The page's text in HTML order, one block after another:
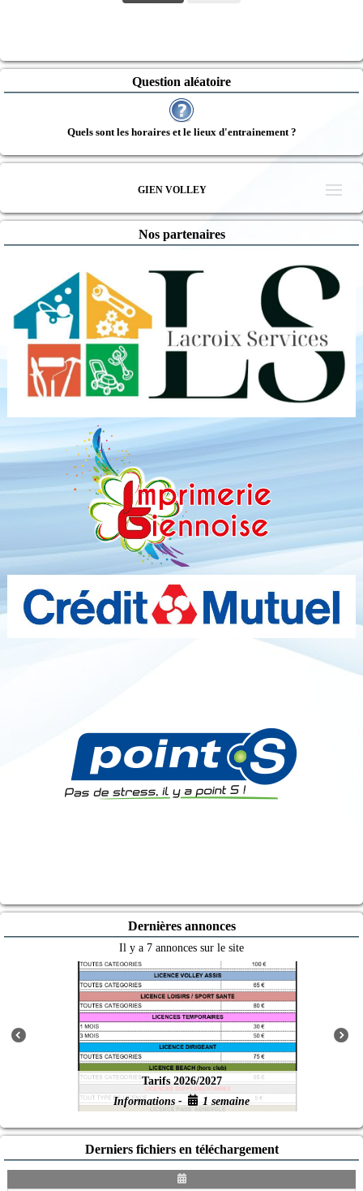
Question aléatoire
Quels sont les horaires et le lieux d'entrainement ?
GIEN VOLLEY
Nos partenaires
Dernières annonces
Il y a 7 annonces sur le site
Tarifs 2026/2027
Informations -
1 semaine
Derniers fichiers en téléchargement
D